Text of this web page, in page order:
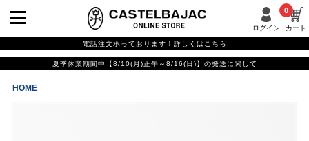
ログイン カート
0
電話注文承っております！詳しくは こちら
夏季休業期間中【8/10(月)正午～8/16(日)】の発送に関して
HOME